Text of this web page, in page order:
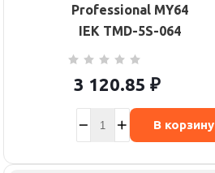
Professional MY64
IEK TMD-5S-064
3 120.85 ₽
В корзину